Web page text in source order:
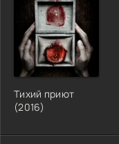
Тихий приют
(2016)